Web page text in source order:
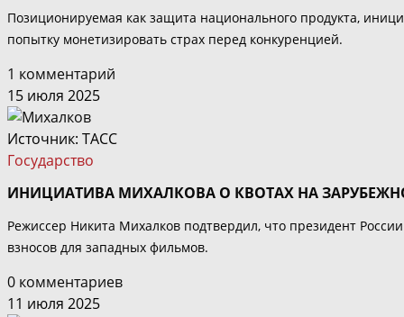
Позиционируемая как защита национального продукта,
попытку монетизировать страх перед конкуренцией.
1 комментарий
15 июля 2025
Источник: ТАСС
Государство
ИНИЦИАТИВА МИХАЛКОВА О КВОТАХ НА
Режиссер Никита Михалков подтвердил, что президент
взносов для западных фильмов.
0 комментариев
11 июля 2025